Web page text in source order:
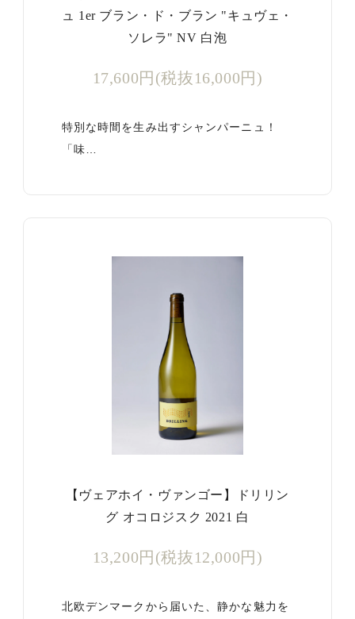
ュ 1er ブラン・ド・ブラン "キュヴェ・
ソレラ" NV 白泡
17,600円(税抜16,000円)
特別な時間を生み出すシャンパーニュ！
「味…
【ヴェアホイ・ヴァンゴー】ドリリン
グ オコロジスク 2021 白
13,200円(税抜12,000円)
北欧デンマークから届いた、静かな魅力を